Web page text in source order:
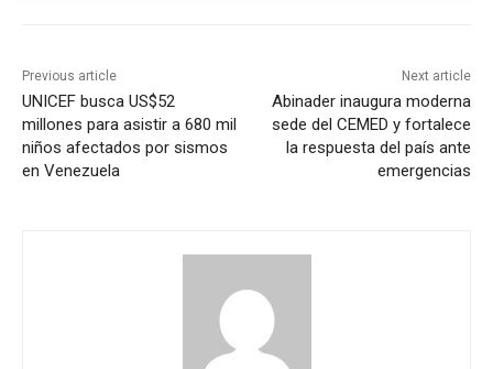
Previous article
UNICEF busca US$52
millones para asistir a 680 mil
niños afectados por sismos
en Venezuela
Next article
Abinader inaugura moderna
sede del CEMED y fortalece
la respuesta del país ante
emergencias